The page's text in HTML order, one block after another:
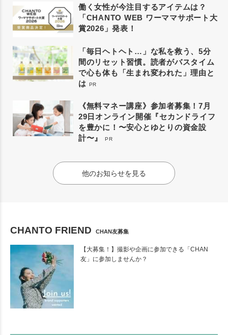
働く女性が今注目するアイテムは？
「CHANTO WEB ワーママサポート大
賞2026」発表！
「毎日ヘトヘト…」な私を救う、5分
間のリセット習慣。読者がバスタイム
で心も体も「生まれ変われた」理由と
は PR
《無料マネー講座》参加者募集！7月
29日オンライン開催『セカンドライフ
を豊かに！〜安心とゆとりの資金設
計〜』
PR
他のお知らせを見る
CHANTO FRIEND CHAN友募集
【大募集！】撮影や企画に参加できる「CHAN
友」に参加しませんか？